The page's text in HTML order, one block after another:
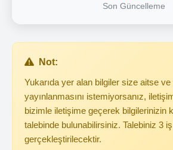
Son Güncelleme
Not:
Yukarıda yer alan bilgiler size aitse
yayınlanmasını istemiyorsanız,
bizimle iletişime geçerek bilgilerinizin
talebinde bulunabilirsiniz. Talebiniz 3
gerçekleştirilecektir.